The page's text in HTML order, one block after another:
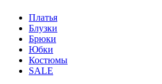
Платья
Блузки
Брюки
Юбки
Костюмы
SALE